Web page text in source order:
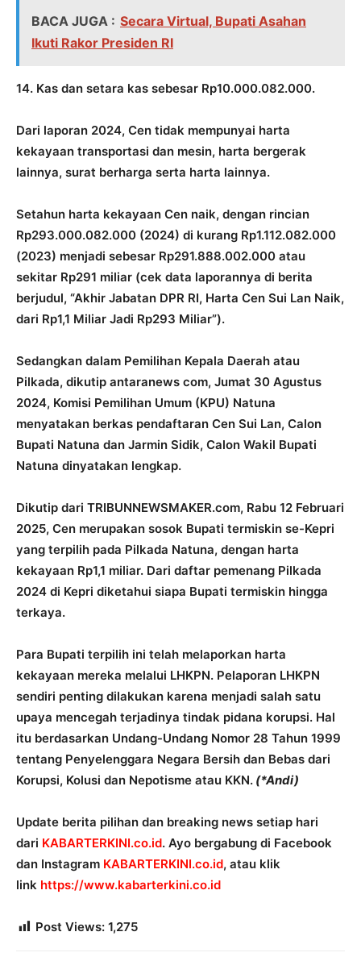
BACA JUGA : Secara Virtual, Bupati Asahan
Ikuti Rakor Presiden RI
14. Kas dan setara kas sebesar Rp10.000.082.000.
Dari laporan 2024, Cen tidak mempunyai harta
kekayaan transportasi dan mesin, harta bergerak
lainnya, surat berharga serta harta lainnya.
Setahun harta kekayaan Cen naik, dengan rincian
Rp293.000.082.000 (2024) di kurang Rp1.112.082.000
(2023) menjadi sebesar Rp291.888.002.000 atau
sekitar Rp291 miliar (cek data laporannya di berita
berjudul, “Akhir Jabatan DPR RI, Harta Cen Sui Lan Naik,
dari Rp1,1 Miliar Jadi Rp293 Miliar”).
Sedangkan dalam Pemilihan Kepala Daerah atau
Pilkada, dikutip antaranews com, Jumat 30 Agustus
2024, Komisi Pemilihan Umum (KPU) Natuna
menyatakan berkas pendaftaran Cen Sui Lan, Calon
Bupati Natuna dan Jarmin Sidik, Calon Wakil Bupati
Natuna dinyatakan lengkap.
Dikutip dari TRIBUNNEWSMAKER.com, Rabu 12 Februari
2025, Cen merupakan sosok Bupati termiskin se-Kepri
yang terpilih pada Pilkada Natuna, dengan harta
kekayaan Rp1,1 miliar. Dari daftar pemenang Pilkada
2024 di Kepri diketahui siapa Bupati termiskin hingga
terkaya.
Para Bupati terpilih ini telah melaporkan harta
kekayaan mereka melalui LHKPN. Pelaporan LHKPN
sendiri penting dilakukan karena menjadi salah satu
upaya mencegah terjadinya tindak pidana korupsi. Hal
itu berdasarkan Undang-Undang Nomor 28 Tahun 1999
tentang Penyelenggara Negara Bersih dan Bebas dari
Korupsi, Kolusi dan Nepotisme atau KKN. (*Andi)
Update berita pilihan dan breaking news setiap hari
dari KABARTERKINI.co.id. Ayo bergabung di Facebook
dan Instagram KABARTERKINI.co.id, atau klik
link https://www.kabarterkini.co.id
Post Views: 1,275